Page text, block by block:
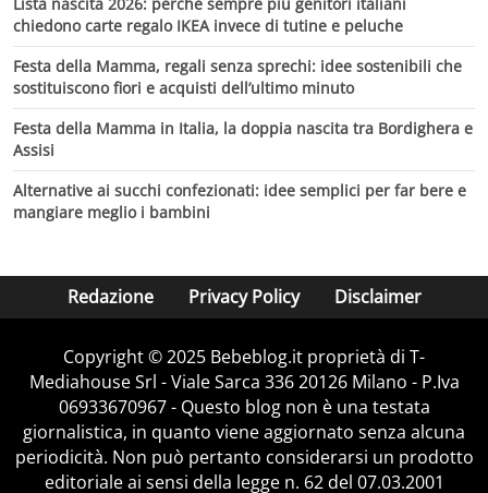
chiedono carte regalo IKEA invece di tutine e peluche
Festa della Mamma, regali senza sprechi: idee sostenibili che
sostituiscono fiori e acquisti dell’ultimo minuto
Festa della Mamma in Italia, la doppia nascita tra Bordighera e
Assisi
Alternative ai succhi confezionati: idee semplici per far bere e
mangiare meglio i bambini
Redazione Privacy Policy Disclaimer
Copyright © 2025 Bebeblog.it proprietà di T-
Mediahouse Srl - Viale Sarca 336 20126 Milano - P.Iva
06933670967 - Questo blog non è una testata
giornalistica, in quanto viene aggiornato senza alcuna
periodicità. Non può pertanto considerarsi un prodotto
editoriale ai sensi della legge n. 62 del 07.03.2001